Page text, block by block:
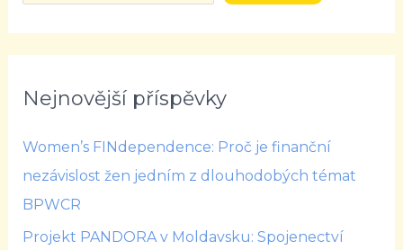
Nejnovější příspěvky
Women’s FINdependence: Proč je finanční
nezávislost žen jedním z dlouhodobých témat
BPWCR
Projekt PANDORA v Moldavsku: Spojenectví